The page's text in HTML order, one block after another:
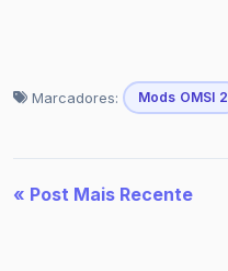
Marcadores: Mods OMSI 2
« Post Mais Recente